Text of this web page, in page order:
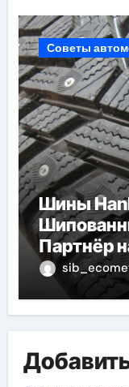
Советы
Шины
Партнёр